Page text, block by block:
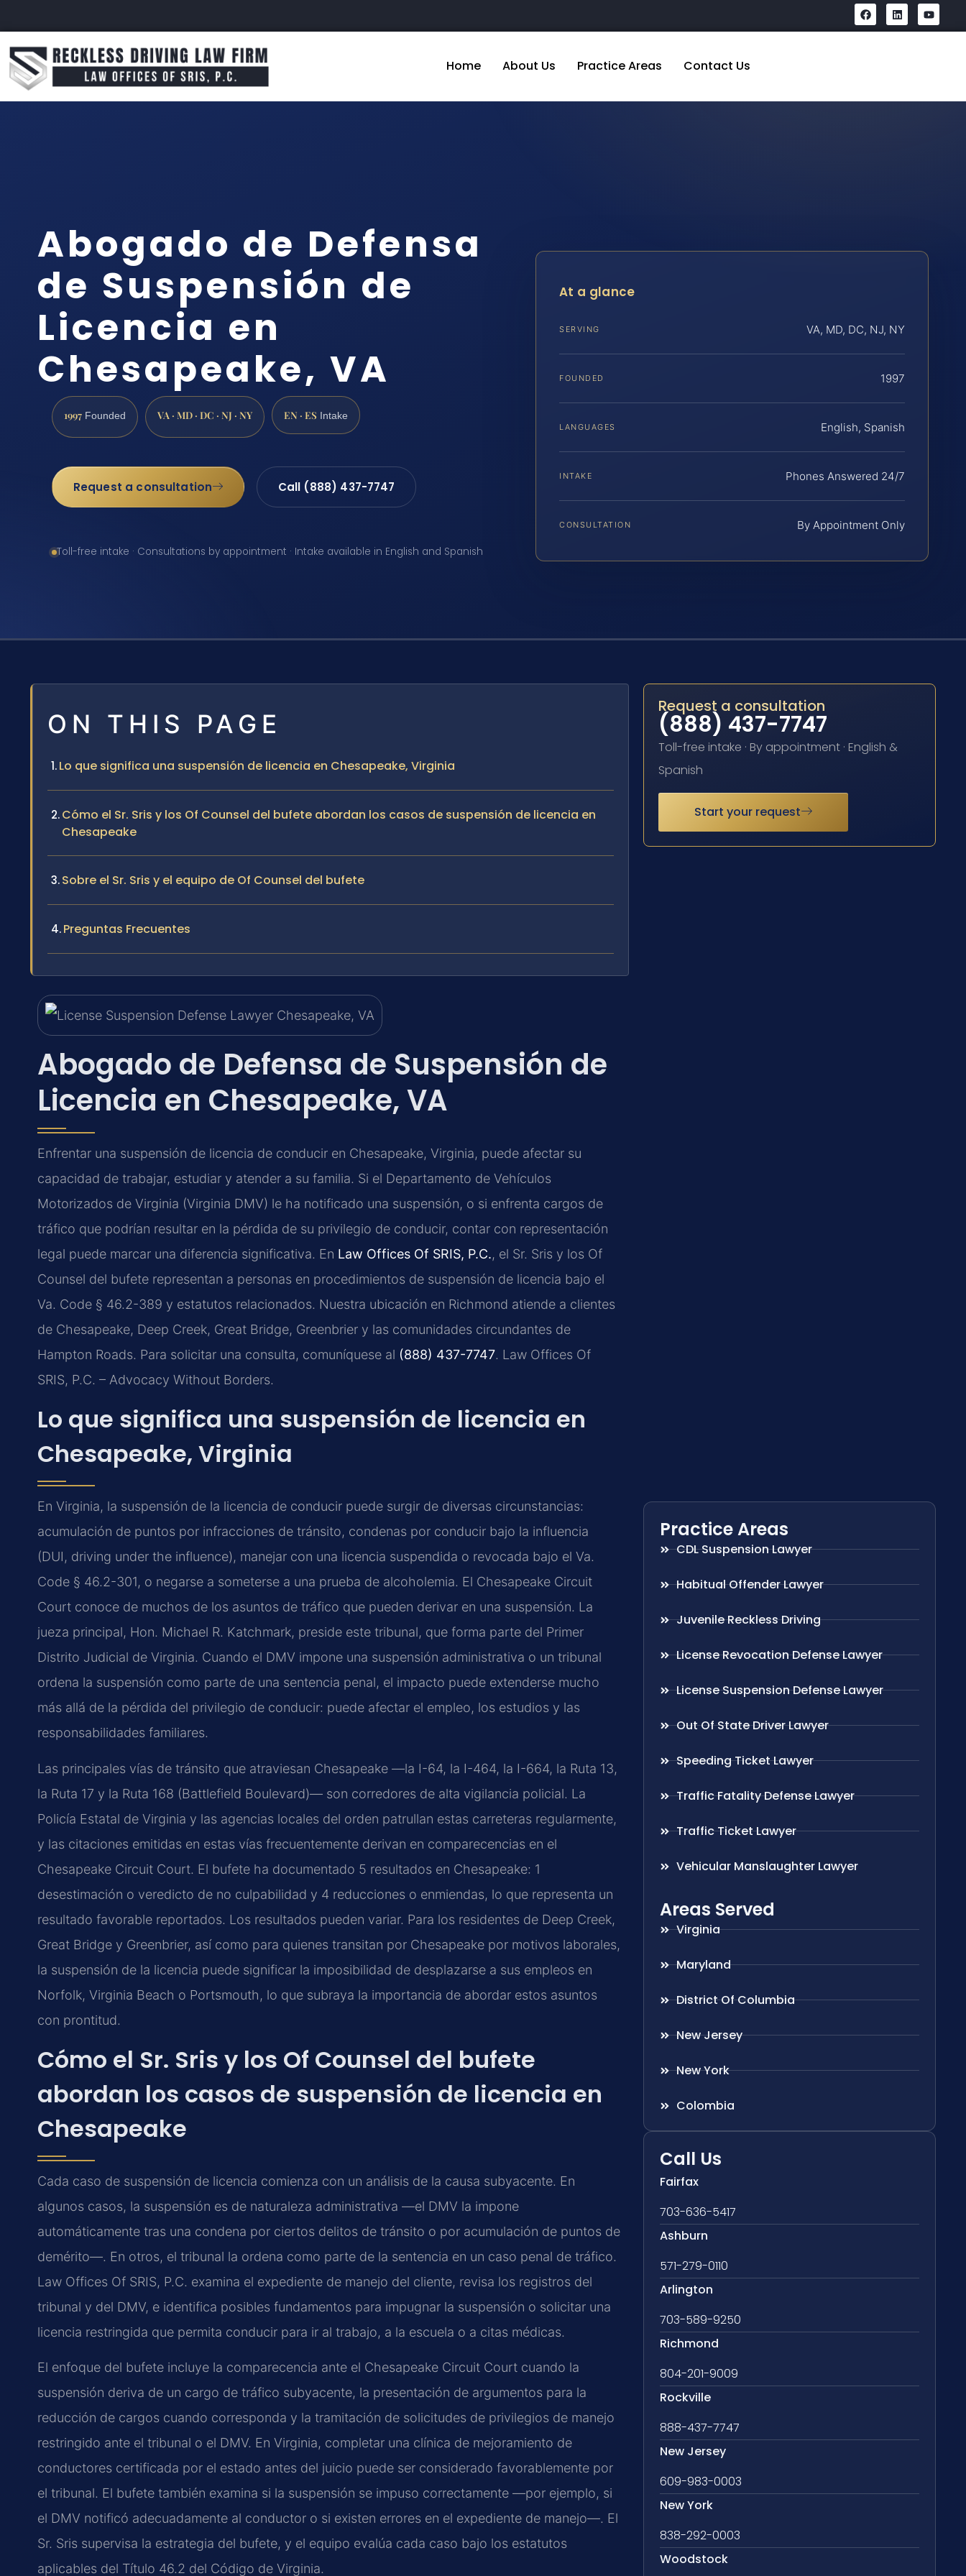
Home About Us Practice Areas Contact Us
Abogado de Defensa
de Suspensión de
Licencia en
Chesapeake, VA
1997 Founded VA · MD · DC · NJ · NY EN · ES Intake
Request a consultation Call (888) 437-7747
Toll-free intake · Consultations by appointment · Intake available in English and Spanish
At a glance
SERVING VA, MD, DC, NJ, NY
FOUNDED 1997
LANGUAGES English, Spanish
INTAKE Phones Answered 24/7
CONSULTATION By Appointment Only
ON THIS PAGE
Lo que significa una suspensión de licencia en Chesapeake, Virginia
Cómo el Sr. Sris y los Of Counsel del bufete abordan los casos de suspensión de licencia en
Chesapeake
Sobre el Sr. Sris y el equipo de Of Counsel del bufete
Preguntas Frecuentes
Abogado de Defensa de Suspensión de
Licencia en Chesapeake, VA
Enfrentar una suspensión de licencia de conducir en Chesapeake, Virginia, puede afectar su
capacidad de trabajar, estudiar y atender a su familia. Si el Departamento de Vehículos
Motorizados de Virginia (Virginia DMV) le ha notificado una suspensión, o si enfrenta cargos de
tráfico que podrían resultar en la pérdida de su privilegio de conducir, contar con representación
legal puede marcar una diferencia significativa. En Law Offices Of SRIS, P.C., el Sr. Sris y los Of
Counsel del bufete representan a personas en procedimientos de suspensión de licencia bajo el
Va. Code § 46.2-389 y estatutos relacionados. Nuestra ubicación en Richmond atiende a clientes
de Chesapeake, Deep Creek, Great Bridge, Greenbrier y las comunidades circundantes de
Hampton Roads. Para solicitar una consulta, comuníquese al (888) 437-7747. Law Offices Of
SRIS, P.C. – Advocacy Without Borders.
Lo que significa una suspensión de licencia en
Chesapeake, Virginia
En Virginia, la suspensión de la licencia de conducir puede surgir de diversas circunstancias:
acumulación de puntos por infracciones de tránsito, condenas por conducir bajo la influencia
(DUI, driving under the influence), manejar con una licencia suspendida o revocada bajo el Va.
Code § 46.2-301, o negarse a someterse a una prueba de alcoholemia. El Chesapeake Circuit
Court conoce de muchos de los asuntos de tráfico que pueden derivar en una suspensión. La
jueza principal, Hon. Michael R. Katchmark, preside este tribunal, que forma parte del Primer
Distrito Judicial de Virginia. Cuando el DMV impone una suspensión administrativa o un tribunal
ordena la suspensión como parte de una sentencia penal, el impacto puede extenderse mucho
más allá de la pérdida del privilegio de conducir: puede afectar el empleo, los estudios y las
responsabilidades familiares.
Las principales vías de tránsito que atraviesan Chesapeake —la I-64, la I-464, la I-664, la Ruta 13,
la Ruta 17 y la Ruta 168 (Battlefield Boulevard)— son corredores de alta vigilancia policial. La
Policía Estatal de Virginia y las agencias locales del orden patrullan estas carreteras regularmente,
y las citaciones emitidas en estas vías frecuentemente derivan en comparecencias en el
Chesapeake Circuit Court. El bufete ha documentado 5 resultados en Chesapeake: 1
desestimación o veredicto de no culpabilidad y 4 reducciones o enmiendas, lo que representa un
resultado favorable reportados. Los resultados pueden variar. Para los residentes de Deep Creek,
Great Bridge y Greenbrier, así como para quienes transitan por Chesapeake por motivos laborales,
la suspensión de la licencia puede significar la imposibilidad de desplazarse a sus empleos en
Norfolk, Virginia Beach o Portsmouth, lo que subraya la importancia de abordar estos asuntos
con prontitud.
Cómo el Sr. Sris y los Of Counsel del bufete
abordan los casos de suspensión de licencia en
Chesapeake
Cada caso de suspensión de licencia comienza con un análisis de la causa subyacente. En
algunos casos, la suspensión es de naturaleza administrativa —el DMV la impone
automáticamente tras una condena por ciertos delitos de tránsito o por acumulación de puntos de
demérito—. En otros, el tribunal la ordena como parte de la sentencia en un caso penal de tráfico.
Law Offices Of SRIS, P.C. examina el expediente de manejo del cliente, revisa los registros del
tribunal y del DMV, e identifica posibles fundamentos para impugnar la suspensión o solicitar una
licencia restringida que permita conducir para ir al trabajo, a la escuela o a citas médicas.
El enfoque del bufete incluye la comparecencia ante el Chesapeake Circuit Court cuando la
suspensión deriva de un cargo de tráfico subyacente, la presentación de argumentos para la
reducción de cargos cuando corresponda y la tramitación de solicitudes de privilegios de manejo
restringido ante el tribunal o el DMV. En Virginia, completar una clínica de mejoramiento de
conductores certificada por el estado antes del juicio puede ser considerado favorablemente por
el tribunal. El bufete también examina si la suspensión se impuso correctamente —por ejemplo, si
el DMV notificó adecuadamente al conductor o si existen errores en el expediente de manejo—. El
Sr. Sris supervisa la estrategia del bufete, y el equipo evalúa cada caso bajo los estatutos
aplicables del Título 46.2 del Código de Virginia.
Request a consultation
(888) 437-7747
Toll-free intake · By appointment · English &
Spanish
Start your request
Practice Areas
CDL Suspension Lawyer
Habitual Offender Lawyer
Juvenile Reckless Driving
License Revocation Defense Lawyer
License Suspension Defense Lawyer
Out Of State Driver Lawyer
Speeding Ticket Lawyer
Traffic Fatality Defense Lawyer
Traffic Ticket Lawyer
Vehicular Manslaughter Lawyer
Areas Served
Virginia
Maryland
District Of Columbia
New Jersey
New York
Colombia
Call Us
Fairfax
703-636-5417
Ashburn
571-279-0110
Arlington
703-589-9250
Richmond
804-201-9009
Rockville
888-437-7747
New Jersey
609-983-0003
New York
838-292-0003
Woodstock